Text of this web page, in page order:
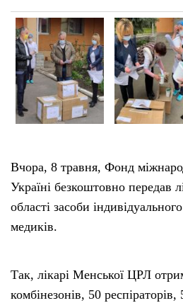
Публікації
Про нас
Бюджет
Довідник
Контакти
Рекламні прайси
Вчора, 8 травня, Фонд
Україні безкоштовно передав
області засоби
медиків.
Так, лікарі Менської ЦРЛ
комбінезонів, 50